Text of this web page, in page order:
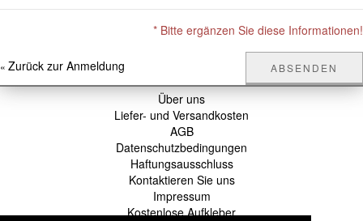
* Bitte ergänzen Sie diese Informationen!
« Zurück zur Anmeldung ABSENDEN
Über uns
Liefer- und Versandkosten
AGB
Datenschutzbedingungen
Haftungsausschluss
Kontaktieren Sie uns
Impressum
Kostenlose Aufkleber